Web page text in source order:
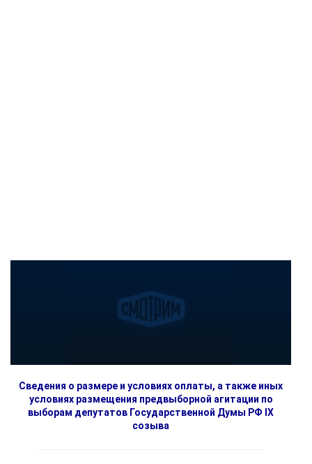
Сведения о размере и условиях оплаты, а также иных
условиях размещения предвыборной агитации по
выборам депутатов Государственной Думы РФ IX
созыва